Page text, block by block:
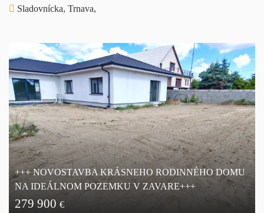
Sladovnícka, Trnava,
+++ NOVOSTAVBA KRÁSNEHO RODINNÉHO DOMU
NA IDEÁLNOM POZEMKU V ZAVARE+++
279 900 €